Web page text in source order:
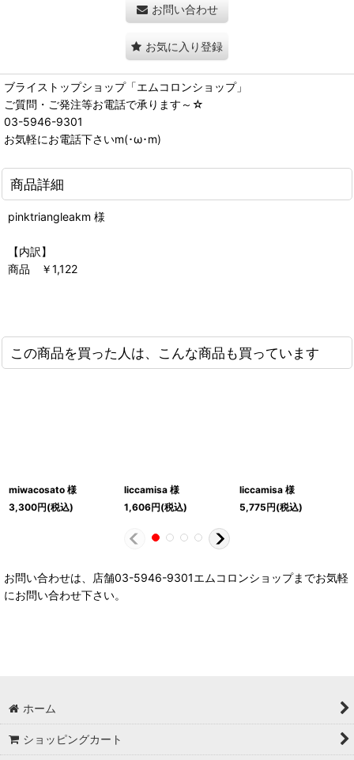
お問い合わせ
お気に入り登録
ブライストップショップ「エムコロンショップ」
ご質問・ご発注等お電話で承ります～☆
03-5946-9301
お気軽にお電話下さいm(･ω･m)
商品詳細
pinktriangleakm 様
【内訳】
商品 ￥1,122
この商品を買った人は、こんな商品も買っています
miwacosato 様
3,300円(税込)
liccamisa 様
1,606円(税込)
liccamisa 様
5,775円(税込)
お問い合わせは、店舗03-5946-9301エムコロンショップまでお気軽
にお問い合わせ下さい。
ホーム
ショッピングカート